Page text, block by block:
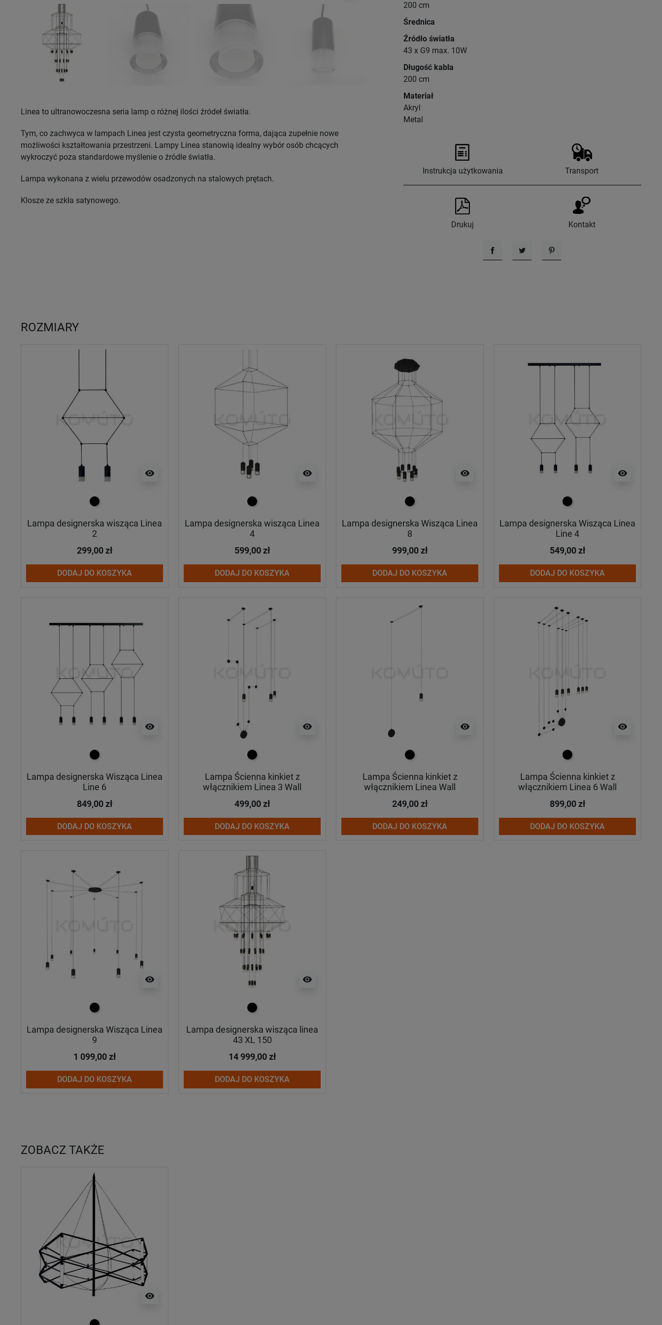
Linea to ultranowoczesna seria lamp o różnej ilości źródeł światła.
Tym, co zachwyca w lampach Linea jest czysta geometryczna forma, dająca zupełnie nowe
możliwości kształtowania przestrzeni. Lampy Linea stanowią idealny wybór osób chcących
wykroczyć poza standardowe myślenie o źródle światła.
Lampa wykonana z wielu przewodów osadzonych na stalowych prętach.
Klosze ze szkła satynowego.
200 cm
Średnica
Źródło światła
43 x G9 max. 10W
Długość kabla
200 cm
Materiał
Akryl
Metal
Instrukcja użytkowania Transport
Drukuj Kontakt
UdostępnijTweetujPinterest
ROZMIARY
visibility
czarny
Lampa designerska wisząca Linea
2
299,00 zł
DODAJ DO KOSZYKA
visibility
czarny
Lampa designerska wisząca Linea
4
599,00 zł
DODAJ DO KOSZYKA
visibility
czarny
Lampa designerska Wisząca Linea
8
999,00 zł
DODAJ DO KOSZYKA
visibility
czarny
Lampa designerska Wisząca Linea
Line 4
549,00 zł
DODAJ DO KOSZYKA
visibility
czarny
Lampa designerska Wisząca Linea
Line 6
849,00 zł
DODAJ DO KOSZYKA
visibility
czarny
Lampa Ścienna kinkiet z
włącznikiem Linea 3 Wall
499,00 zł
DODAJ DO KOSZYKA
visibility
czarny
Lampa Ścienna kinkiet z
włącznikiem Linea Wall
249,00 zł
DODAJ DO KOSZYKA
visibility
czarny
Lampa Ścienna kinkiet z
włącznikiem Linea 6 Wall
899,00 zł
DODAJ DO KOSZYKA
visibility
czarny
Lampa designerska Wisząca Linea
9
1 099,00 zł
DODAJ DO KOSZYKA
visibility
czarny
Lampa designerska wisząca linea
43 XL 150
14 999,00 zł
DODAJ DO KOSZYKA
ZOBACZ TAKŻE
visibility